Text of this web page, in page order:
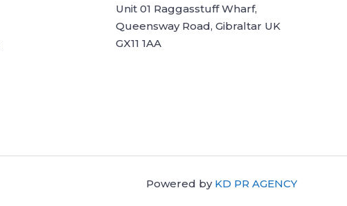
Unit 01 Raggasstuff Wharf,
Queensway Road, Gibraltar UK
GX11 1AA
Powered by KD PR AGENCY